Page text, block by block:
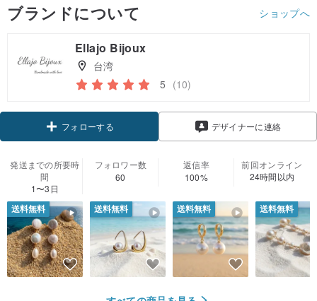
ブランドについて ショップへ
Ellajo Bijoux
台湾
5 (10)
フォローする
デザイナーに連絡
発送までの所要時
間
1〜3日
フォロワー数
60
返信率
100%
前回オンライン
24時間以内
送料無料 送料無料 送料無料 送料無料